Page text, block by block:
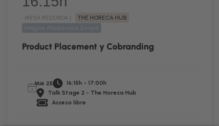
MESA REDONDA |
THE HORECA HUB
Imagine Foodservice Europe
Product Placement y Cobranding
Mié 25
16:15h - 17:00h
Talk Stage 2 - The Horeca Hub
Acceso libre